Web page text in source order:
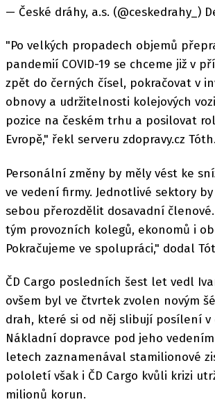
— České dráhy, a.s. (@ceskedrahy_)
"Po velkých propadech objemů
pandemií COVID-19 se chceme již v
zpět do černých čísel, pokračovat v
obnovy a udržitelnosti kolejových
pozice na českém trhu a posilovat
Evropě," řekl serveru zdopravy.cz Tóth.
Personální změny by měly vést ke
ve vedení firmy. Jednotlivé sektory
sebou přerozdělit dosavadní
tým provozních kolegů, ekonomů i
Pokračujeme ve spolupráci," dodal
ČD Cargo posledních šest let vedl
ovšem byl ve čtvrtek zvolen novým
drah, které si od něj slibují posílení v
Nákladní dopravce pod jeho
letech zaznamenával stamilionové
pololetí však i ČD Cargo kvůli krizi
milionů korun.